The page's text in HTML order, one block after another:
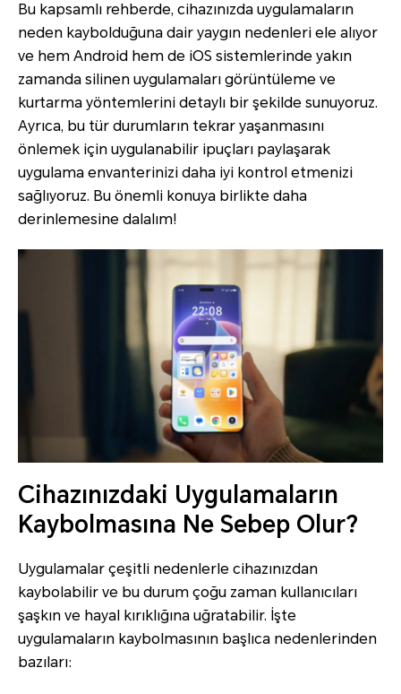
Bu kapsamlı rehberde, cihazınızda uygulamaların
neden kaybolduğuna dair yaygın nedenleri ele alıyor
ve hem Android hem de iOS sistemlerinde yakın
zamanda silinen uygulamaları görüntüleme ve
kurtarma yöntemlerini detaylı bir şekilde sunuyoruz.
Ayrıca, bu tür durumların tekrar yaşanmasını
önlemek için uygulanabilir ipuçları paylaşarak
uygulama envanterinizi daha iyi kontrol etmenizi
sağlıyoruz. Bu önemli konuya birlikte daha
derinlemesine dalalım!
Cihazınızdaki Uygulamaların
Kaybolmasına Ne Sebep Olur?
Uygulamalar çeşitli nedenlerle cihazınızdan
kaybolabilir ve bu durum çoğu zaman kullanıcıları
şaşkın ve hayal kırıklığına uğratabilir. İşte
uygulamaların kaybolmasının başlıca nedenlerinden
bazıları: